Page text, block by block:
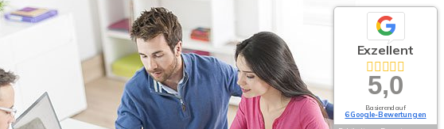
Exzellent
5,0
Basierend auf
6 Google-Bewertungen